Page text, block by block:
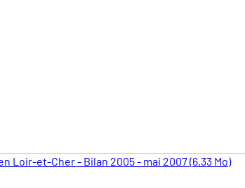
Loir-et-Cher - Bilan 2005 - mai 2007 (6.33 Mo)